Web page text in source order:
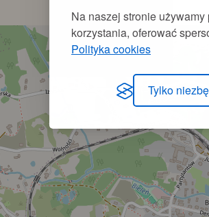
Na naszej stronie
korzystania, oferować
Polityka cookies
Tylko